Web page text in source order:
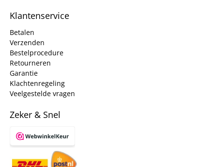
Klantenservice
Betalen
Verzenden
Bestelprocedure
Retourneren
Garantie
Klachtenregeling
Veelgestelde vragen
Zeker & Snel